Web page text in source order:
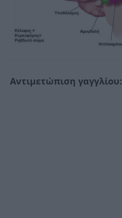
Αντιμετώπιση γαγγλίου: